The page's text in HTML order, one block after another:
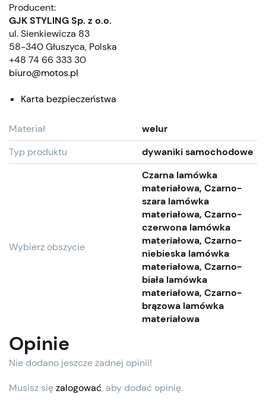
Producent:
GJK STYLING Sp. z o.o.
ul. Sienkiewicza 83
58-340 Głuszyca, Polska
+48 74 66 333 30
biuro@motos.pl
Karta bezpieczeństwa
Materiał
welur
Typ produktu
dywaniki samochodowe
Wybierz obszycie
Czarna lamówka
materiałowa, Czarno-
szara lamówka
materiałowa, Czarno-
czerwona lamówka
materiałowa, Czarno-
niebieska lamówka
materiałowa, Czarno-
biała lamówka
materiałowa, Czarno-
brązowa lamówka
materiałowa
Opinie
Nie dodano jeszcze żadnej opinii!
Musisz sięzalogować, aby dodać opinię.